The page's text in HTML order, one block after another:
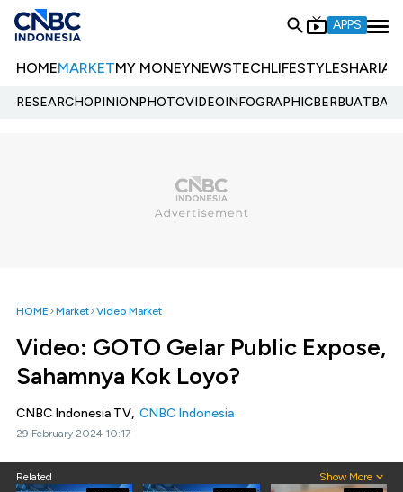
APPS
HOMEMARKETMY MONEYNEWSTECHLIFESTYLESHARIA
RESEARCHOPINIONPHOTOVIDEOINFOGRAPHIC
HOME Market Video Market
Video: GOTO Gelar Public Expose,
Sahamnya Kok Loyo?
CNBC Indonesia TV, CNBC Indonesia
29 February 2024 10:17
Related Show More